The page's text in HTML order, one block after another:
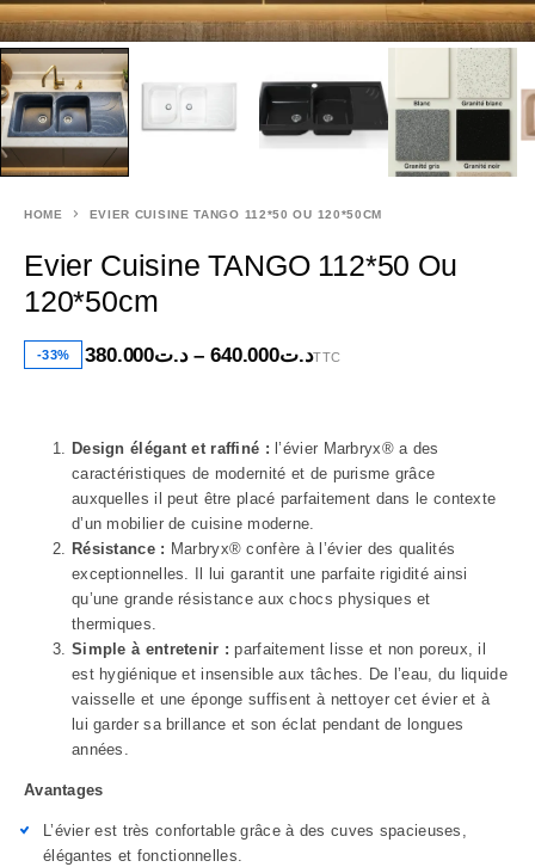
HOME EVIER CUISINE TANGO 112*50 OU 120*50CM
Evier Cuisine TANGO 112*50 Ou
120*50cm
-33% د.ت380.000 – د.ت640.000 TTC
Design élégant et raffiné : l’évier Marbryx® a des
caractéristiques de modernité et de purisme grâce
auxquelles il peut être placé parfaitement dans le contexte
d’un mobilier de cuisine moderne.
Résistance : Marbryx® confère à l’évier des qualités
exceptionnelles. Il lui garantit une parfaite rigidité ainsi
qu’une grande résistance aux chocs physiques et
thermiques.
Si mple à entretenir : parfaitement lisse et non poreux, il
est hygiénique et insensible aux tâches. De l’eau, du liquide
vaisselle et une éponge suffisent à nettoyer cet évier et à
lui garder sa brillance et son éclat pendant de longues
années.
Avantages
L’évier est très confortable grâce à des cuves spacieuses,
élégantes et fonctionnelles.